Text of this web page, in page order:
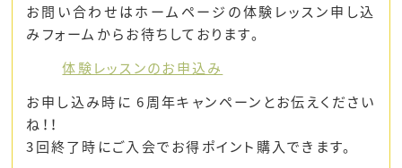
お問い合わせはホームページの体験レッスン申し込
みフォームからお待ちしております。
体験レッスンのお申込み
お申し込み時に 6周年キャンペーンとお伝えください
ね！！
3回終了時にご入会でお得ポイント購入できます。